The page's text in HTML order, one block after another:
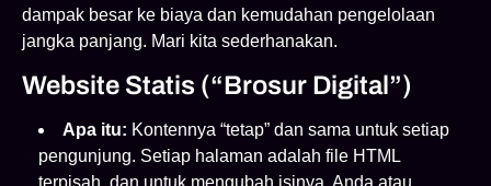
dampak besar ke biaya dan kemudahan pengelolaan
jangka panjang. Mari kita sederhanakan.
Website Statis (“Brosur Digital”)
Apa itu: Kontennya “tetap” dan sama untuk setiap
pengunjung. Setiap halaman adalah file HTML
terpisah, dan untuk mengubah isinya, Anda atau